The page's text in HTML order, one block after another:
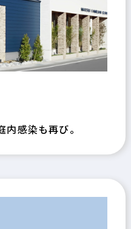
感染も再び。